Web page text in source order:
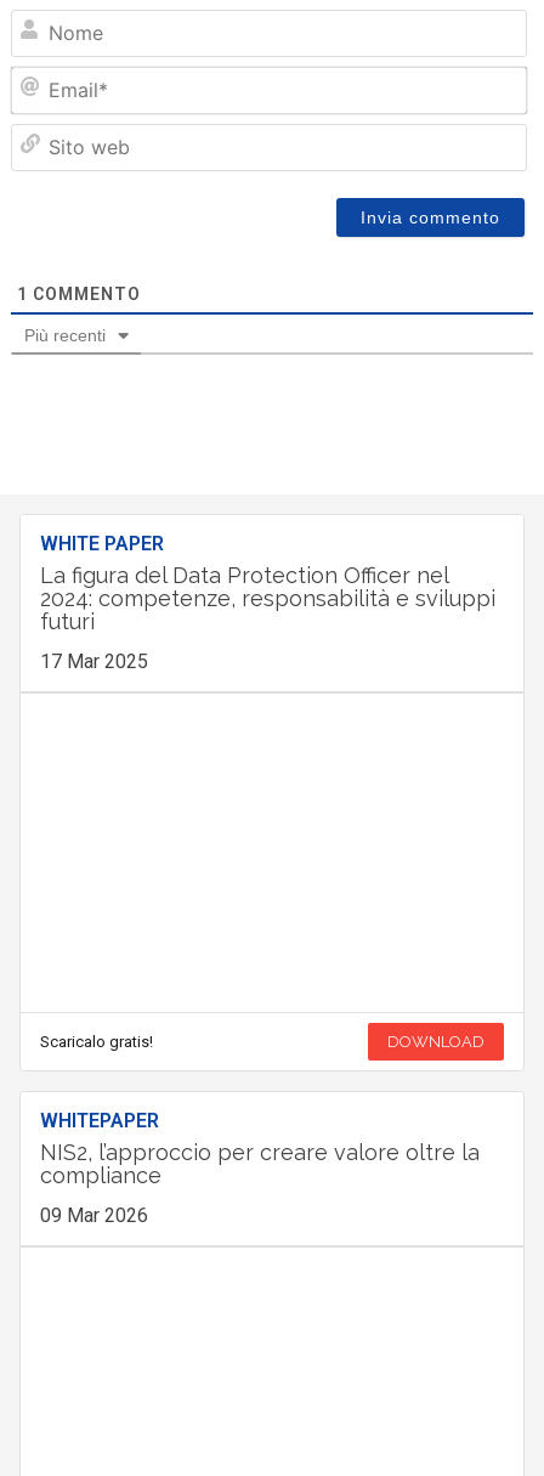
1 COMMENTO
Più recenti
WHITE PAPER
La figura del Data Protection Officer nel
2024: competenze, responsabilità e sviluppi
futuri
17 Mar 2025
Scaricalo gratis! DOWNLOAD
WHITEPAPER
NIS2, l’approccio per creare valore oltre la
compliance
09 Mar 2026